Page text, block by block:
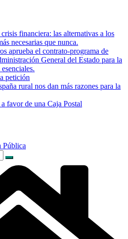
financiera: las alternativas a los
necesarias que nunca.
aprueba el contrato-programa de
General del Estado para la
petición
rural nos dan más razones para la
favor de una Caja Postal